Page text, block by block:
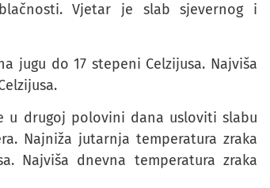
Vjetar je slab sjevernog i
jugu do 17 stepeni Celzijusa. Najviša
u drugoj polovini dana usloviti slabu
Najniža jutarnja temperatura zraka
Najviša dnevna temperatura zraka